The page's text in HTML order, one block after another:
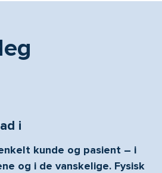
i
kunde og pasient – i
og i de vanskelige. Fysisk